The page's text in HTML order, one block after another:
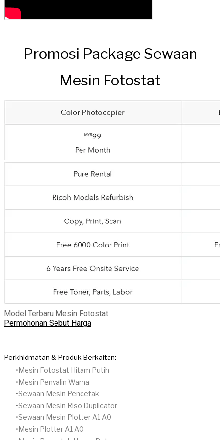
Promosi Package Sewaan
Mesin Fotostat
Model Terbaru Mesin Fotostat
Permohonan Sebut Harga
Perkhidmatan & Produk Berkaitan:
Mesin Fotostat Hitam Putih
​Mesin Penyalin Warna
​Sewaan Mesin Pencetak
Sewaan Mesin Riso Duplicator
Sewaan Mesin Plotter A1 A0
Mesin Plotter A1 A0